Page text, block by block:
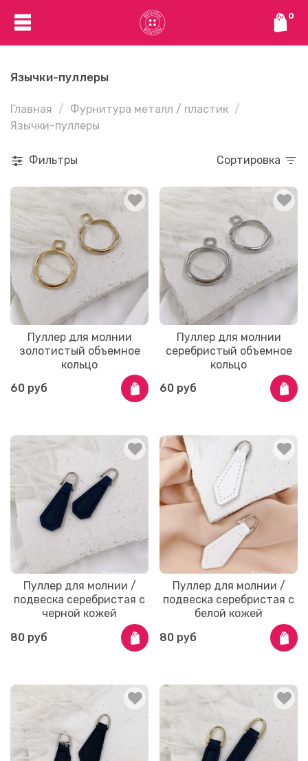
0
Язычки-пуллеры
Главная
Фурнитура металл / пластик
Язычки-пуллеры
Фильтры Сортировка
Пуллер для молнии
золотистый объемное
кольцо
60 руб
Пуллер для молнии
серебристый объемное
кольцо
60 руб
Пуллер для молнии /
подвеска серебристая с
черной кожей
80 руб
Пуллер для молнии /
подвеска серебристая с
белой кожей
80 руб